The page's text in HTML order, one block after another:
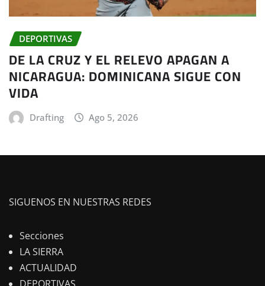
DEPORTIVAS
DE LA CRUZ Y EL RELEVO APAGAN A
NICARAGUA: DOMINICANA SIGUE CON
VIDA
Drafting Ago 5, 2026
SIGUENOS EN NUESTRAS REDES
Secciones
LA SIERRA
ACTUALIDAD